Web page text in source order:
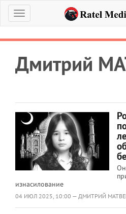
Меню
Дмитрий
изнасилование
04 ИЮЛ 2025, 10:00 — ДМИТРИЙ